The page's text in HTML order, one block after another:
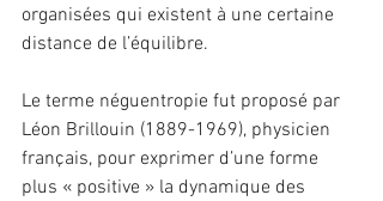
organisées qui existent à une certaine
distance de l’équilibre.
Le terme néguentropie fut proposé par
Léon Brillouin (1889-1969), physicien
français, pour exprimer d’une forme
plus « positive » la dynamique des